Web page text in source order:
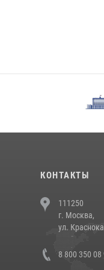
КОНТАКТЫ
111250
г. Москва,
ул.
8 800 350